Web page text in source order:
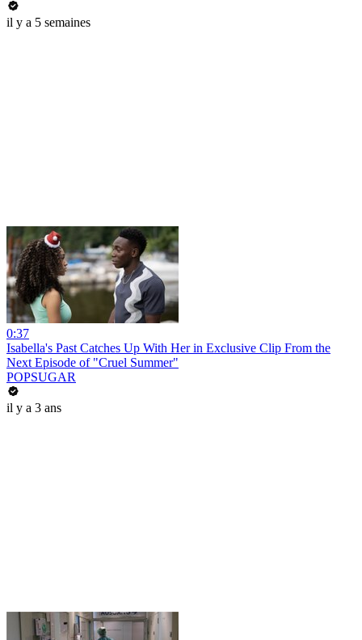
il y a 5 semaines
0:37
Isabella's Past Catches Up With Her in Exclusive Clip From the
Next Episode of "Cruel Summer"
POPSUGAR
il y a 3 ans